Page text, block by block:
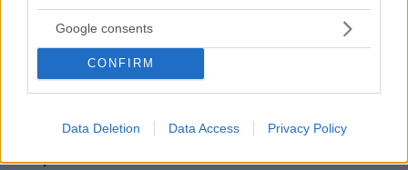
Google consents
CONFIRM
Data Deletion Data Access Privacy Policy
Πόσο πειράζει να κοιμόμαστε με ανοιχτό ανεμιστήρα –
Ο ειδικός απαντά
DIY beauty: Δέκα συν μία celebrities που επιμελλούνται
οι ίδιες τα μαλλιά και το μακιγιάζ τους
πριν 38 λεπτά
Η επιστήμη πίσω από το τέλειο γλυκό του κουταλιού
σταφύλι
πριν 38 λεπτά